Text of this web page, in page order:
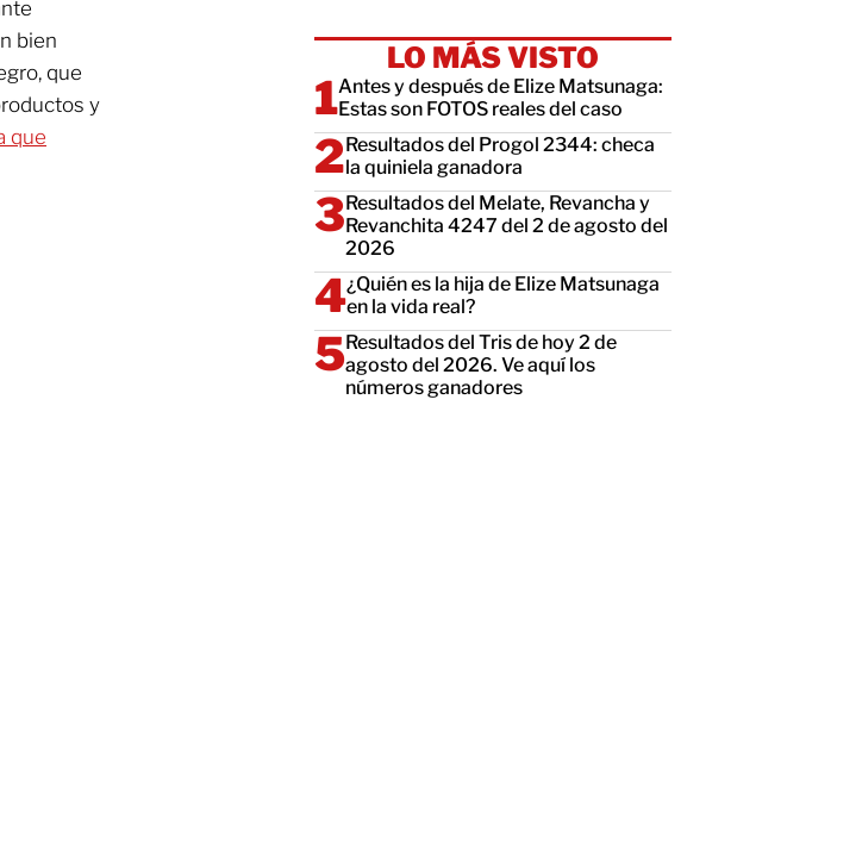
bien
que
y
que
LO MÁS VISTO
Antes y después de Elize Matsunaga:
Estas son FOTOS reales del caso
Resultados del Progol 2344: checa
la quiniela ganadora
Resultados del Melate, Revancha y
Revanchita 4247 del 2 de agosto del
2026
¿Quién es la hija de Elize Matsunaga
en la vida real?
Resultados del Tris de hoy 2 de
agosto del 2026. Ve aquí los
números ganadores